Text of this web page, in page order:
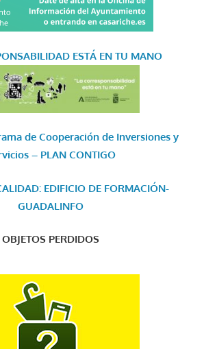
ESTÁ EN TU MANO
de Cooperación de Inversiones y
– PLAN CONTIGO
EDIFICIO DE FORMACIÓN-
GUADALINFO
OBJETOS PERDIDOS